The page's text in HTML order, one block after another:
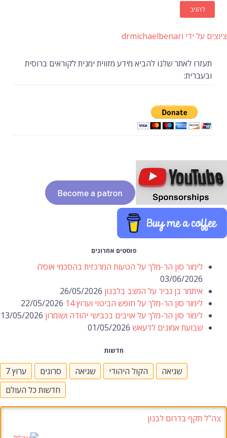
ציוצים על ידי drmichaelbenari
תעזרו לאתר שלנו להביא מידע מזווית ימנית לקוראים ברוסית
ובעברית:
פוסטים אחרונים
לימור סון הר-מלך על הטעות המרכזית בהסכמי אוסלו
03/06/2026
איתמר בן גביר על המצב בלבנון 26/05/2026
לימור סון הר-מלך על חופש הביטוי וערוץ 14
22/05/2026
לימור סון הר-מלך על אויבים בכבישי יהודה ושומרון 13/05/2026
שבועת אמונים לדעאש 01/05/2026
חדשות
ערוץ 7 סרוגים שגיאה הקול היהודי
שגיאה
חדשות כל העולם
צה"ל תקף בדרום לבנון